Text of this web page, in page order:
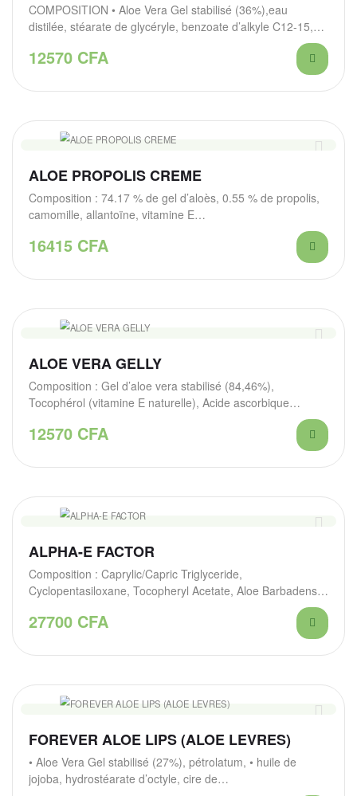
COMPOSITION • Aloe Vera Gel stabilisé (36%),eau
distilée, stéarate de glycéryle, benzoate d’alkyle C12-15,
12570 CFA
ALOE PROPOLIS CREME
Composition : 74.17 % de gel d’aloès, 0.55 % de propolis,
camomille, allantoïne, vitamine E…
16415 CFA
ALOE VERA GELLY
Composition : Gel d’aloe vera stabilisé (84,46%),
Tocophérol (vitamine E naturelle), Acide ascorbique
12570 CFA
ALPHA-E FACTOR
Composition : Caprylic/Capric Triglyceride,
Cyclopentasiloxane, Tocopheryl Acetate, Aloe Barbadensis
27700 CFA
FOREVER ALOE LIPS (ALOE LEVRES)
• Aloe Vera Gel stabilisé (27%), pétrolatum, • huile de
jojoba, hydrostéarate d’octyle, cire de…